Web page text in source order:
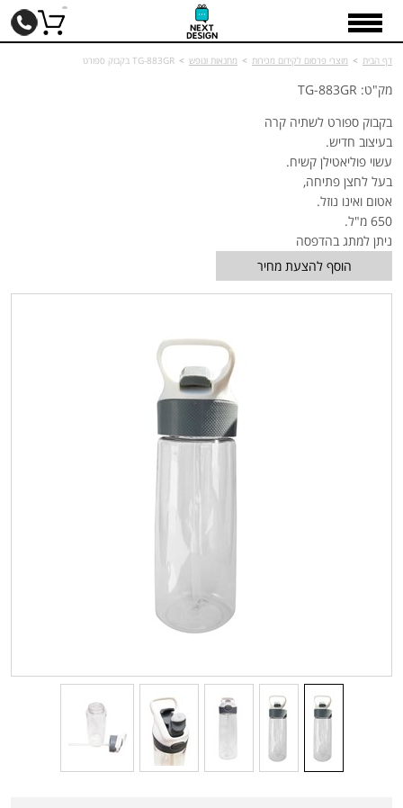
דף הבית > מוצרי פרסום לקידום מכירות > מחנאות ונופש > TG-883GR בקבוק ספורט
מק"ט: TG-883GR
בקבוק ספורט לשתיה קרה
בעיצוב חדיש.
עשוי פוליאטילן קשיח.
בעל לחצן פתיחה,
אטום ואינו נוזל.
650 מ"ל.
ניתן למתג בהדפסה
הוסף להצעת מחיר